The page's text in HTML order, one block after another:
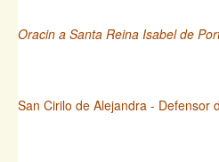
Oracin a Santa Reina Isabel de
San Cirilo de Alejandra - Defensor